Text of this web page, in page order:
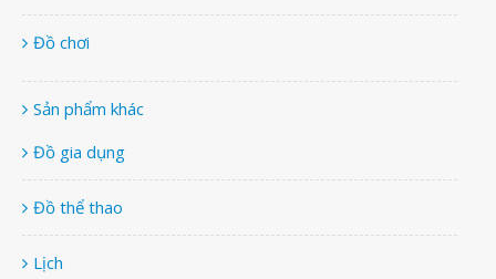
Đồ chơi
Sản phẩm khác
Đồ gia dụng
Đồ thể thao
Lịch